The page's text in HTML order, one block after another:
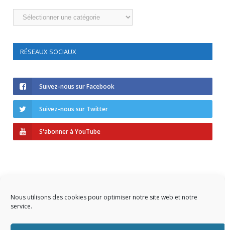
Nous utilisons des cookies pour optimiser notre site web et notre
service.
Catégories
RÉSEAUX SOCIAUX
Suivez-nous sur Facebook
Suivez-nous sur Twitter
S'abonner à YouTube
Copyright © 2023 AIDF